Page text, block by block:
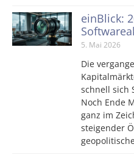
einBlick:
5. Mai 2026
Die
schnell sich
Noch Ende
ganz im
steigender